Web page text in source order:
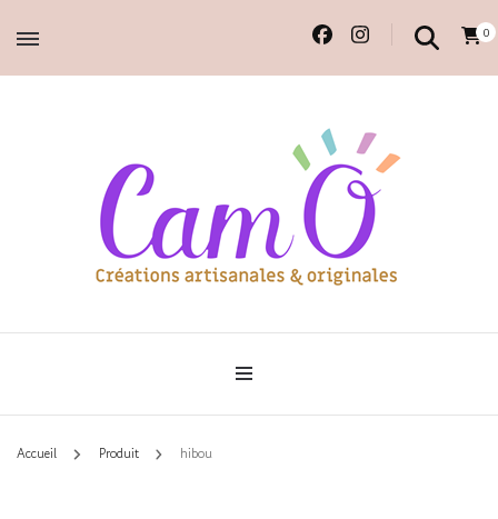
0
Cam'O – Créations
artisanales & originales
Accueil Produit hibou